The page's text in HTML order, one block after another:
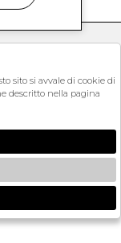
sito si avvale di cookie di
descritto nella pagina